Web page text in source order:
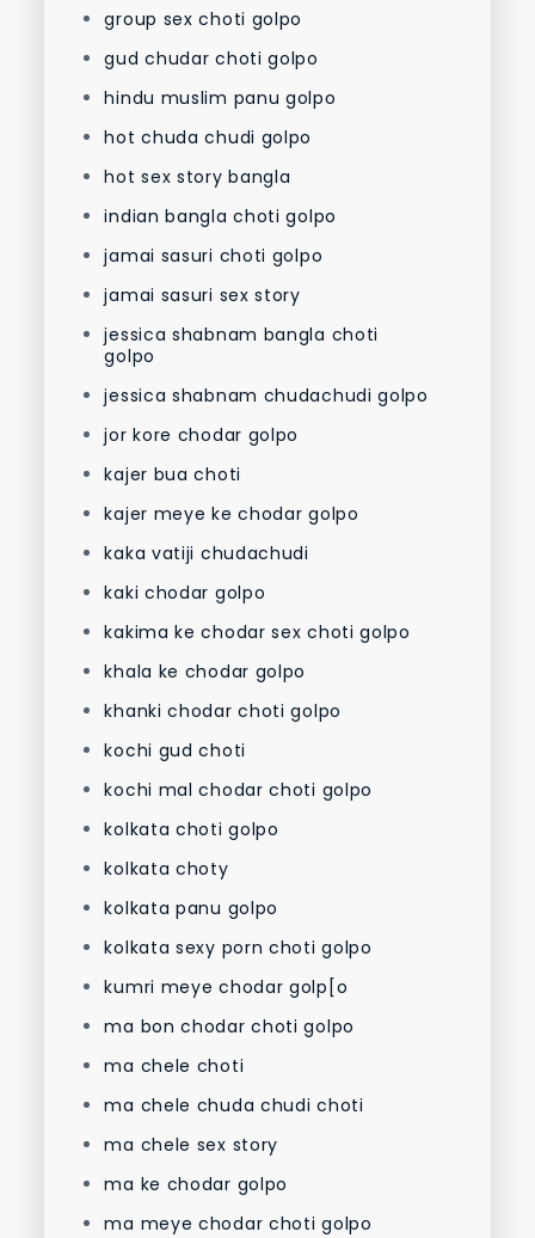
group sex choti golpo
gud chudar choti golpo
hindu muslim panu golpo
hot chuda chudi golpo
hot sex story bangla
indian bangla choti golpo
jamai sasuri choti golpo
jamai sasuri sex story
jessica shabnam bangla choti
golpo
jessica shabnam chudachudi golpo
jor kore chodar golpo
kajer bua choti
kajer meye ke chodar golpo
kaka vatiji chudachudi
kaki chodar golpo
kakima ke chodar sex choti golpo
khala ke chodar golpo
khanki chodar choti golpo
kochi gud choti
kochi mal chodar choti golpo
kolkata choti golpo
kolkata choty
kolkata panu golpo
kolkata sexy porn choti golpo
kumri meye chodar golp[o
ma bon chodar choti golpo
ma chele choti
ma chele chuda chudi choti
ma chele sex story
ma ke chodar golpo
ma meye chodar choti golpo